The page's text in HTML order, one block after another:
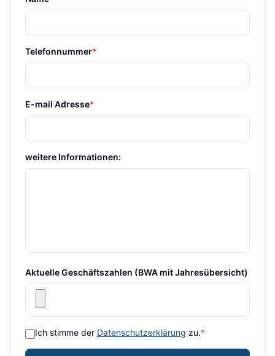
Telefonnummer*
E-mail Adresse*
weitere Informationen:
Aktuelle Geschäftszahlen (BWA mit Jahresübersicht)
Ich stimme der Datenschutzerklärung zu.*